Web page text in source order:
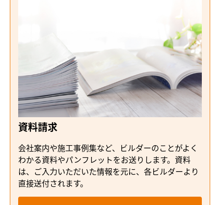
資料請求
会社案内や施工事例集など、ビルダーのことがよく
わかる資料やパンフレットをお送りします。資料
は、ご入力いただいた情報を元に、各ビルダーより
直接送付されます。